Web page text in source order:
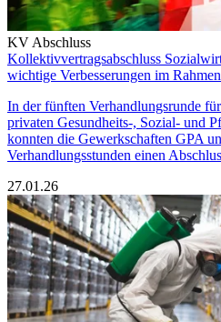
KV Abschluss
Kollektivvertragsabschluss
wichtige Verbesserungen im
In der fünften Verhandlungsrunde
privaten Gesundheits-, Sozial- und
konnten die Gewerkschaften GPA
Verhandlungsstunden einen
27.01.26